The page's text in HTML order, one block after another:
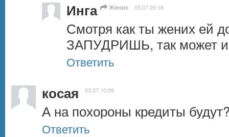
Инга Жених 05.07 20:18
Смотря как ты жених ей
ЗАПУДРИШЬ, так может и
Ответить
косая 03.07 10:09
А на похороны кредиты
Ответить